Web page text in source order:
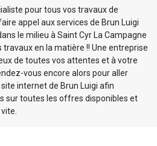
pour tous vos travaux de
appel aux services de Brun Luigi
le milieu à Saint Cyr La Campagne
en la matière !! Une entreprise
de toutes vos attentes et à votre
vous encore alors pour aller
internet de Brun Luigi afin
sur toutes les offres disponibles et